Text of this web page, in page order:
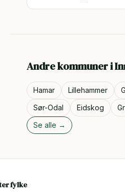
Andre kommuner i
Hamar Lillehammer
Sør-Odal
Eidskog
Se alle →
fylke